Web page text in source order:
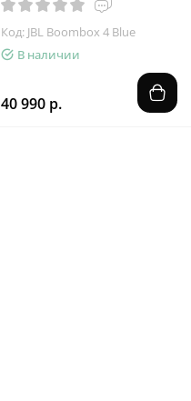
Код: JBL Boombox 4 Blue
В наличии
40 990 р.